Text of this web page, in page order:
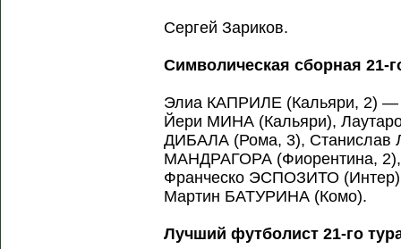
Сергей Зариков.
Символическая сборная 21-
Элиа КАПРИЛЕ (Кальяри, 2)
Йери МИНА (Кальяри),
ДИБАЛА (Рома, 3),
МАНДРАГОРА (Фиорентина,
Франческо ЭСПОЗИТО
Мартин БАТУРИНА (Комо).
Лучший футболист 21-го